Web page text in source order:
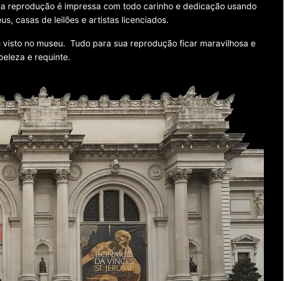
reprodução é impressa com todo carinho e dedicação usando
casas de leilões e artistas licenciados.
no museu. Tudo para sua reprodução ficar maravilhosa e
e requinte.